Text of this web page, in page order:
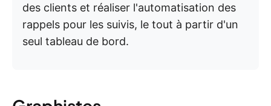
des clients et réaliser l'automatisation des
rappels pour les suivis, le tout à partir d'un
seul tableau de bord.